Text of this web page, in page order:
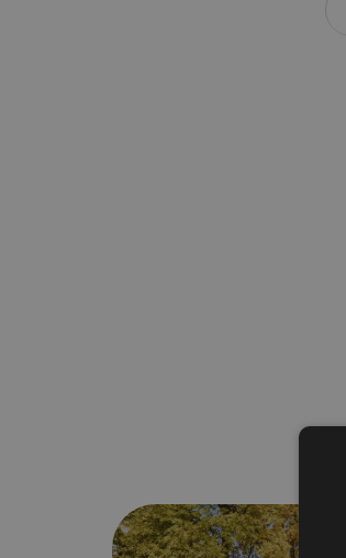
Möbelaufbau angepasst